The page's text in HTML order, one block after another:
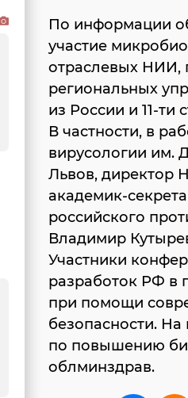
По информации
участие
отраслевых НИИ,
региональных
из России и 11-ти
В частности, в
вирусологии им.
Львов, директор
академик-
российского
Владимир
Участники
разработок РФ в
при помощи
безопасности.
по повышению
облминздрав.